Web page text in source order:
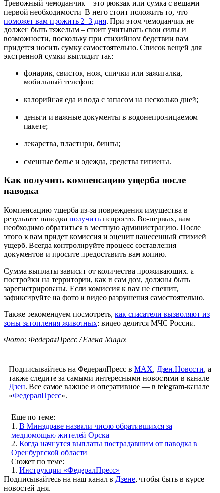
Тревожный чемоданчик – это рюкзак или сумка с вещами
первой необходимости. В него стоит положить то, что
поможет вам прожить 2–3 дня. При этом чемоданчик не
должен быть тяжелым – стоит учитывать свои силы и
возможности, поскольку при стихийном бедствии вам
придется носить сумку самостоятельно. Список вещей для
экстренной сумки выглядит так:
фонарик, свисток, нож, спички или зажигалка,
мобильный телефон;
калорийная еда и вода с запасом на несколько дней;
деньги и важные документы в водонепроницаемом
пакете;
лекарства, пластыри, бинты;
сменные белье и одежда, средства гигиены.
Как получить компенсацию ущерба после
паводка
Компенсацию ущерба из-за повреждения имущества в
результате паводка получить непросто. Во-первых, вам
необходимо обратиться в местную администрацию. После
этого к вам придет комиссия и оценит нанесенный стихией
ущерб. Всегда контролируйте процесс составления
документов и просите предоставить вам копию.
Сумма выплаты зависит от количества проживающих, а
постройки на территории, как и сам дом, должны быть
зарегистрированы. Если комиссия к вам не спешит,
зафиксируйте на фото и видео разрушения самостоятельно.
Также рекомендуем посмотреть, как спасатели вызволяют из
зоны затопления животных: видео делится МЧС России.
Фото: ФедералПресс / Елена Мицих
Подписывайтесь на ФедералПресс в МАХ, Дзен.Новости, а
также следите за самыми интересными новостями в канале
Дзен. Все самое важное и оперативное — в telegram-канале
«ФедералПресс».
Еще по теме:
1. В Минздраве назвали число обратившихся за
медпомощью жителей Орска
2. Когда начнутся выплаты пострадавшим от паводка в
Оренбургской области
Сюжет по теме:
1. Инструкции «ФедералПресс»
Подписывайтесь на наш канал в Дзене, чтобы быть в курсе
новостей дня.